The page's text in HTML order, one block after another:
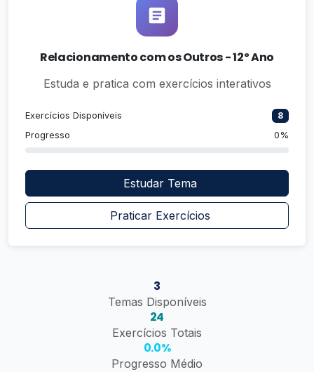
Relacionamento com os Outros - 12º Ano
Estuda e pratica com exercícios interativos
Exercícios Disponíveis
8
Progresso
0%
Estudar Tema
Praticar Exercícios
3
Temas Disponíveis
24
Exercícios Totais
0.0%
Progresso Médio